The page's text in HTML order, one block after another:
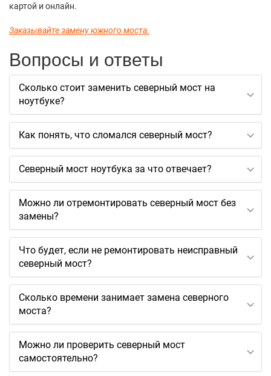
картой и онлайн.
Заказывайте замену южного моста.
Вопросы и ответы
Сколько стоит заменить северный мост на
ноутбуке?
Как понять, что сломался северный мост?
Северный мост ноутбука за что отвечает?
Можно ли отремонтировать северный мост без
замены?
Что будет, если не ремонтировать неисправный
северный мост?
Сколько времени занимает замена северного
моста?
Можно ли проверить северный мост
самостоятельно?